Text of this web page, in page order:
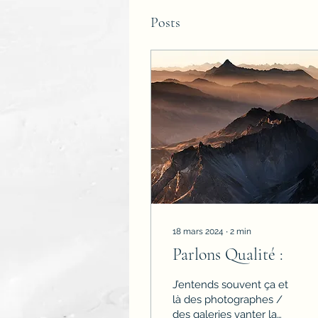
Posts
18 mars 2024 ∙ 2 min
Parlons Qualité :
J’entends souvent ça et
là des photographes /
des galeries vanter la